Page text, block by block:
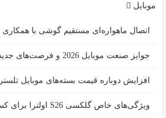
موبایل
اتصال ماهواره‌ای مستقیم گوشی‌ با
جوایز صنعت موبایل 2026 و فرصت‌های جدید برای برندها
افزایش دوباره قیمت بسته‌های موبایل تلسترا
ویژگی‌های خاص گلکسی S26 اولترا برای کسب‌وکارها